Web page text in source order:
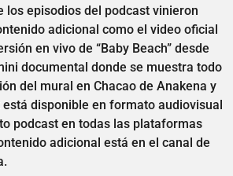
los episodios del podcast vinieron
adicional como el video oficial
en vivo de “Baby Beach” desde
documental donde se muestra todo
del mural en Chacao de Anakena y
está disponible en formato audiovisual
podcast en todas las plataformas
adicional está en el canal de